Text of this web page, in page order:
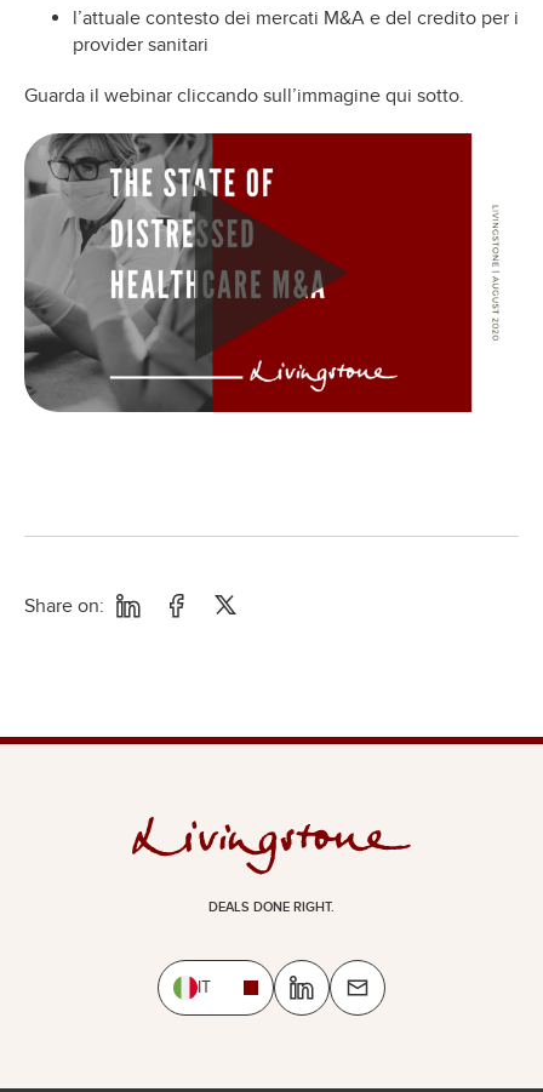
l’attuale contesto dei mercati M&A e del credito per i
provider sanitari
Guarda il webinar cliccando sull’immagine qui sotto.
Share on:
DEALS DONE RIGHT.
IT